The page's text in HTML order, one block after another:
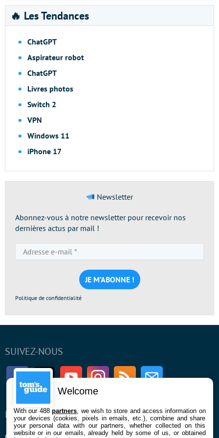
🔥 Les Tendances
ChatGPT
Aspirateur robot
ChatGPT
Livres photos
Switch 2
VPN
Windows 11
iPhone 17
Newsletter
Abonnez-vous à notre newsletter pour recevoir nos
dernières actus par mail !
e-
mail
*
Politique de confidentialité
SUIVEZ-NOUS
FacebookTwitter Youtube InstagramRSS Newsletter
ENTREPRISE À PROPOS
Welcome
With our 488partners , we wish to store and access information on
your devices (cookies, pixels in emails, etc.), combine and share
your personal data with our partners, whether collected on this
website or in our emails, already held by some of us, or obtained